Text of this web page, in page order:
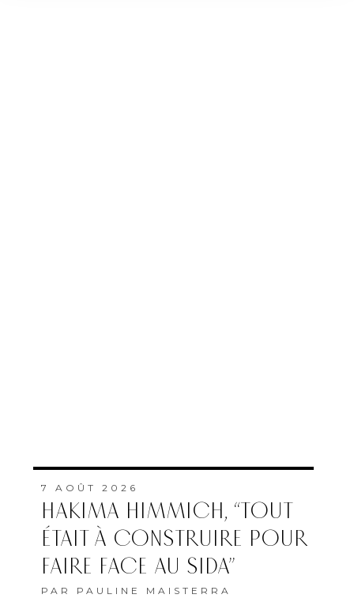
7 AOÛT 2026
HAKIMA HIMMICH, “TOUT
ÉTAIT À CONSTRUIRE POUR
FAIRE FACE AU SIDA”
PAR PAULINE MAISTERRA